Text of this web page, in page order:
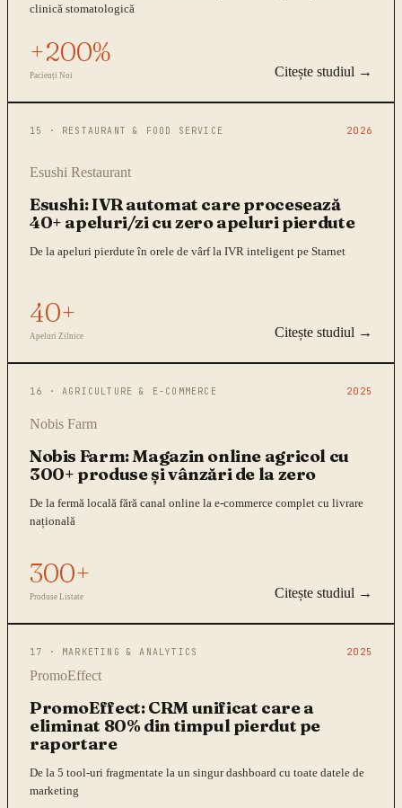
clinică stomatologică
+200%
Pacienți Noi Citește studiul →
15 · RESTAURANT & FOOD SERVICE 2026
Esushi Restaurant
Esushi: IVR automat care procesează
40+ apeluri/zi cu zero apeluri pierdute
De la apeluri pierdute în orele de vârf la IVR inteligent pe Starnet
40+
Apeluri Zilnice Citește studiul →
16 ·AGRICULTURE & E-COMMERCE 2025
Nobis Farm
Nobis Farm: Magazin online agricol cu
300+ produse și vânzări de la zero
De la fermă locală fără canal online la e-commerce complet cu livrare
națională
300+
Produse Listate Citește studiul →
17 · MARKETING & ANALYTICS 2025
PromoEffect
PromoEffect: CRM unificat care a
eliminat 80% din timpul pierdut pe
raportare
De la 5 tool-uri fragmentate la un singur dashboard cu toate datele de
marketing